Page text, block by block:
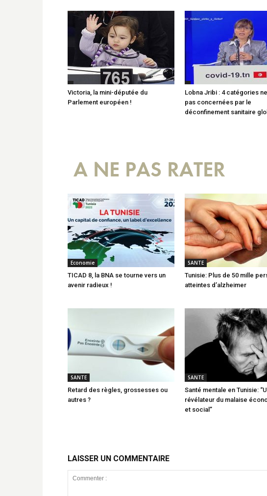
Victoria, la mini-députée du
Parlement européen !
Lobna Jribi : 4 catégories
pas concernées par le
déconfinement sanitaire
A NE PAS RATER
Economie
TICAD 8, la BNA se tourne vers un
avenir radieux !
SANTE
Tunisie: Plus de 50 mille
atteintes d’alzheimer
SANTE
Retard des règles, grossesses ou
autres ?
SANTE
Santé mentale en Tunisie:
révélateur du malaise
et social”
LAISSER UN COMMENTAIRE